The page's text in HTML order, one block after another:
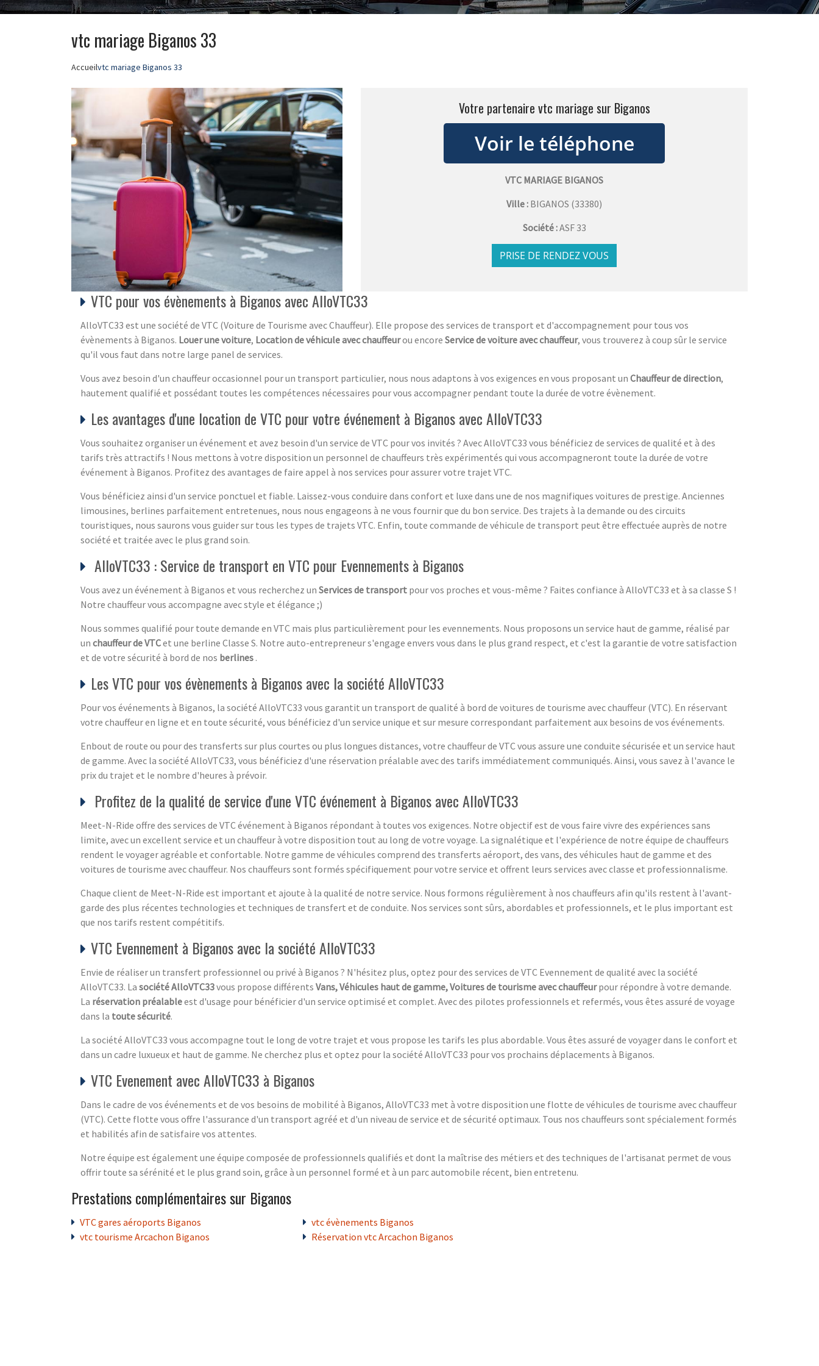
vtc mariage Biganos 33
Accueilvtc mariage Biganos 33
Votre partenaire vtc mariage sur Biganos
VTC MARIAGE BIGANOS
Ville : BIGANOS (33380)
Société :ASF 33
PRISE DE RENDEZ VOUS
VTC pour vos évènements à Biganos avec AlloVTC33
AlloVTC33 est une société de VTC (Voiture de Tourisme avec Chauffeur). Elle propose des services de transport et d'accompagnement pour tous vos
évènements à Biganos. Louer une voiture, Location de véhicule avec chauffeurou encore Service de voiture avec chauffeur, vous trouverez à coup sûr le service
qu'il vous faut dans notre large panel de services.
Vous avez besoin d'un chauffeur occasionnel pour un transport particulier, nous nous adaptons à vos exigences en vous proposant un Chauffeur de direction,
hautement qualifié et possédant toutes les compétences nécessaires pour vous accompagner pendant toute la durée de votre évènement.
Les avantages d'une location de VTC pour votre événement à Biganos avec AlloVTC33
Vous souhaitez organiser un événement et avez besoin d'un service de VTC pour vos invités ? Avec AlloVTC33 vous bénéficiez de services de qualité et à des
tarifs très attractifs ! Nous mettons à votre disposition un personnel de chauffeurs très expérimentés qui vous accompagneront toute la durée de votre
événement à Biganos. Profitez des avantages de faire appel à nos services pour assurer votre trajet VTC.
Vous bénéficiez ainsi d'un service ponctuel et fiable. Laissez-vous conduire dans confort et luxe dans une de nos magnifiques voitures de prestige. Anciennes
limousines, berlines parfaitement entretenues, nous nous engageons à ne vous fournir que du bon service. Des trajets à la demande ou des circuits
touristiques, nous saurons vous guider sur tous les types de trajets VTC. Enfin, toute commande de véhicule de transport peut être effectuée auprès de notre
société et traitée avec le plus grand soin.
AlloVTC33 : Service de transport en VTC pour Evennements à Biganos
Vous avez un événement à Biganos et vous recherchez un Services de transport pour vos proches et vous-même ? Faites confiance à AlloVTC33 et à sa classe S !
Notre chauffeur vous accompagne avec style et élégance ;)
Nous sommes qualifié pour toute demande en VTC mais plus particulièrement pour les evennements. Nous proposons un service haut de gamme, réalisé par
un chauffeur de VTCet une berline Classe S. Notre auto-entrepreneur s'engage envers vous dans le plus grand respect, et c'est la garantie de votre satisfaction
et de votre sécurité à bord de nos berlines .
Les VTC pour vos évènements à Biganos avec la société AlloVTC33
Pour vos événements à Biganos, la société AlloVTC33 vous garantit un transport de qualité à bord de voitures de tourisme avec chauffeur (VTC). En réservant
votre chauffeur en ligne et en toute sécurité, vous bénéficiez d'un service unique et sur mesure correspondant parfaitement aux besoins de vos événements.
Enbout de route ou pour des transferts sur plus courtes ou plus longues distances, votre chauffeur de VTC vous assure une conduite sécurisée et un service haut
de gamme. Avec la société AlloVTC33, vous bénéficiez d'une réservation préalable avec des tarifs immédiatement communiqués. Ainsi, vous savez à l'avance le
prix du trajet et le nombre d'heures à prévoir.
Profitez de la qualité de service d'une VTC événement à Biganos avec AlloVTC33
Meet-N-Ride offre des services de VTC événement à Biganos répondant à toutes vos exigences. Notre objectif est de vous faire vivre des expériences sans
limite, avec un excellent service et un chauffeur à votre disposition tout au long de votre voyage. La signalétique et l'expérience de notre équipe de chauffeurs
rendent le voyager agréable et confortable. Notre gamme de véhicules comprend des transferts aéroport, des vans, des véhicules haut de gamme et des
voitures de tourisme avec chauffeur. Nos chauffeurs sont formés spécifiquement pour votre service et offrent leurs services avec classe et professionnalisme.
Chaque client de Meet-N-Ride est important et ajoute à la qualité de notre service. Nous formons régulièrement à nos chauffeurs afin qu'ils restent à l'avant-
garde des plus récentes technologies et techniques de transfert et de conduite. Nos services sont sûrs, abordables et professionnels, et le plus important est
que nos tarifs restent compétitifs.
VTC Evennement à Biganos avec la société AlloVTC33
Envie de réaliser un transfert professionnel ou privé à Biganos ? N'hésitez plus, optez pour des services de VTC Evennement de qualité avec la société
AlloVTC33. La société AlloVTC33vous propose différents Vans, Véhicules haut de gamme, Voitures de tourisme avec chauffeurpour répondre à votre demande.
La réservation préalableest d'usage pour bénéficier d'un service optimisé et complet. Avec des pilotes professionnels et refermés, vous êtes assuré de voyage
dans la toute sécurité.
La société AlloVTC33 vous accompagne tout le long de votre trajet et vous propose les tarifs les plus abordable. Vous êtes assuré de voyager dans le confort et
dans un cadre luxueux et haut de gamme. Ne cherchez plus et optez pour la société AlloVTC33 pour vos prochains déplacements à Biganos.
VTC Evenement avec AlloVTC33 à Biganos
Dans le cadre de vos événements et de vos besoins de mobilité à Biganos, AlloVTC33 met à votre disposition une flotte de véhicules de tourisme avec chauffeur
(VTC). Cette flotte vous offre l'assurance d'un transport agréé et d'un niveau de service et de sécurité optimaux. Tous nos chauffeurs sont spécialement formés
et habilités afin de satisfaire vos attentes.
Notre équipe est également une équipe composée de professionnels qualifiés et dont la maîtrise des métiers et des techniques de l'artisanat permet de vous
offrir toute sa sérénité et le plus grand soin, grâce à un personnel formé et à un parc automobile récent, bien entretenu.
Prestations complémentaires sur Biganos
VTC gares aéroports Biganos
vtc tourisme Arcachon Biganos
vtc évènements Biganos
Réservation vtc Arcachon Biganos